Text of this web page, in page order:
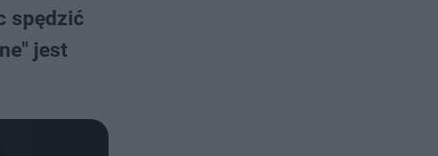
spędzić
jest